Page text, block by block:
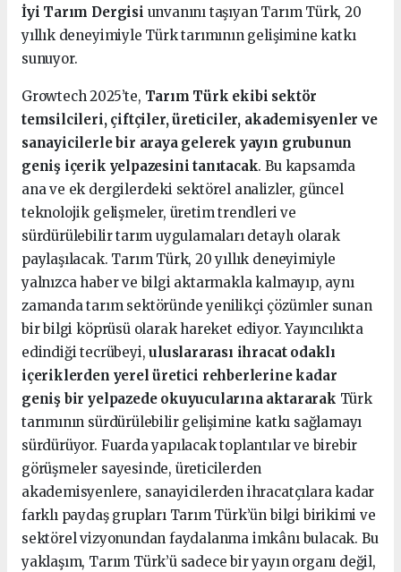
İyi Tarım Dergisi unvanını taşıyan Tarım Türk, 20
yıllık deneyimiyle Türk tarımının gelişimine katkı
sunuyor.
Growtech 2025’te, Tarım Türk ekibi sektör
temsilcileri, çiftçiler, üreticiler, akademisyenler ve
sanayicilerle bir araya gelerek yayın grubunun
geniş içerik yelpazesini tanıtacak. Bu kapsamda
ana ve ek dergilerdeki sektörel analizler, güncel
teknolojik gelişmeler, üretim trendleri ve
sürdürülebilir tarım uygulamaları detaylı olarak
paylaşılacak. Tarım Türk, 20 yıllık deneyimiyle
yalnızca haber ve bilgi aktarmakla kalmayıp, aynı
zamanda tarım sektöründe yenilikçi çözümler sunan
bir bilgi köprüsü olarak hareket ediyor. Yayıncılıkta
edindiği tecrübeyi,uluslararası ihracat odaklı
içeriklerden yerel üretici rehberlerine kadar
geniş bir yelpazede okuyucularına aktararak Türk
tarımının sürdürülebilir gelişimine katkı sağlamayı
sürdürüyor. Fuarda yapılacak toplantılar ve birebir
görüşmeler sayesinde, üreticilerden
akademisyenlere, sanayicilerden ihracatçılara kadar
farklı paydaş grupları Tarım Türk’ün bilgi birikimi ve
sektörel vizyonundan faydalanma imkânı bulacak. Bu
yaklaşım, Tarım Türk’ü sadece bir yayın organı değil,